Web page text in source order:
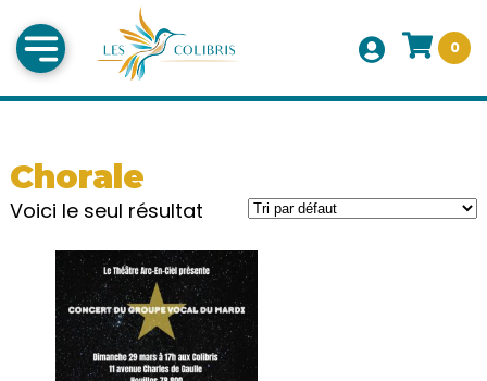
0
Chorale
Voici le seul résultat